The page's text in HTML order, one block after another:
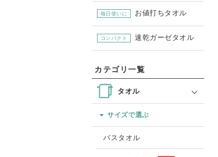
毎日使いに お値打ちタオル
コンパクト 速乾ガーゼタオル
カテゴリ一覧
タオル
サイズで選ぶ
バスタオル